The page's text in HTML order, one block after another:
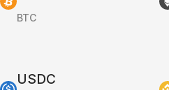
BTC
USDC